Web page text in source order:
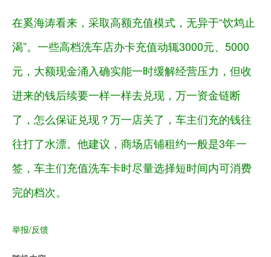
在奚海涛看来，采取高额充值模式，无异于“饮鸩止
渴”。一些高档洗车店办卡充值动辄3000元、5000
元，大额现金涌入确实能一时缓解经营压力，但收
进来的钱后续要一样一样去兑现，万一资金链断
了，怎么保证兑现？万一店关了，车主们充的钱往
往打了水漂。他建议，商场店铺租约一般是3年一
签，车主们充值洗车卡时尽量选择短时间内可消费
完的档次。
举报/反馈